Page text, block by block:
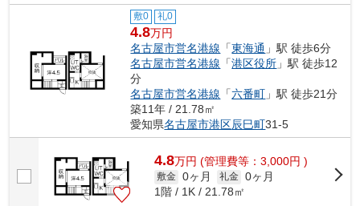
敷0 礼0
4.8万円
名古屋市営名港線 「東海通 」駅 徒歩6分
名古屋市営名港線 「港区役所 」駅 徒歩12
分
名古屋市営名港線 「六番町 」駅 徒歩21分
築11年 / 21.78㎡
愛知県名古屋市港区辰巳町31-5
4.8万円 (管理費等：3,000円 )
敷金 0ヶ月 礼金 0ヶ月
1階 / 1K / 21.78㎡